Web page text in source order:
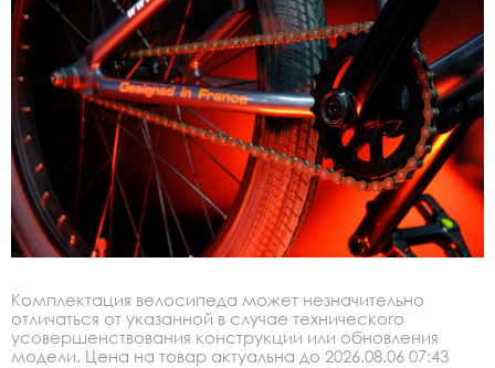
Комплектация велосипеда может незначительно
отличаться от указанной в случае технического
усовершенствования конструкции или обновления
модели. Цена на товар актуальна до 2026.08.06 07:43